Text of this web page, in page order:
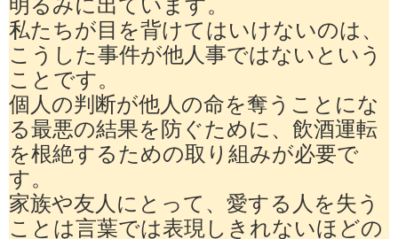
私たちが目を背けてはいけないのは、
こうした事件が他人事ではないという
ことです。
個人の判断が他人の命を奪うことにな
る最悪の結果を防ぐために、飲酒運転
を根絶するための取り組みが必要で
す。
家族や友人にとって、愛する人を失う
ことは言葉では表現しきれないほどの